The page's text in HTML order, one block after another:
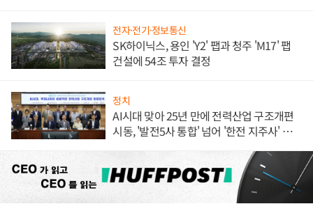
전자·전기·정보통신
SK하이닉스, 용인 'Y2' 팹과 청주 'M17' 팹
건설에 54조 투자 결정
정치
AI시대 맞아 25년 만에 전력산업 구조개편
시동, '발전5사 통합' 넘어 '한전 지주사' 재편